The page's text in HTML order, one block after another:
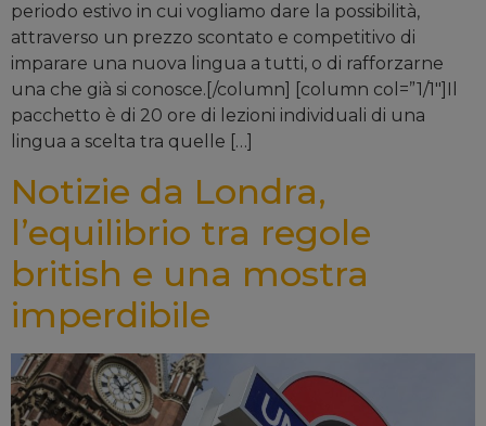
periodo estivo in cui vogliamo dare la possibilità,
attraverso un prezzo scontato e competitivo di
imparare una nuova lingua a tutti, o di rafforzarne
una che già si conosce.[/column] [column col=”1/1″]Il
pacchetto è di 20 ore di lezioni individuali di una
lingua a scelta tra quelle […]
Notizie da Londra,
l’equilibrio tra regole
british e una mostra
imperdibile